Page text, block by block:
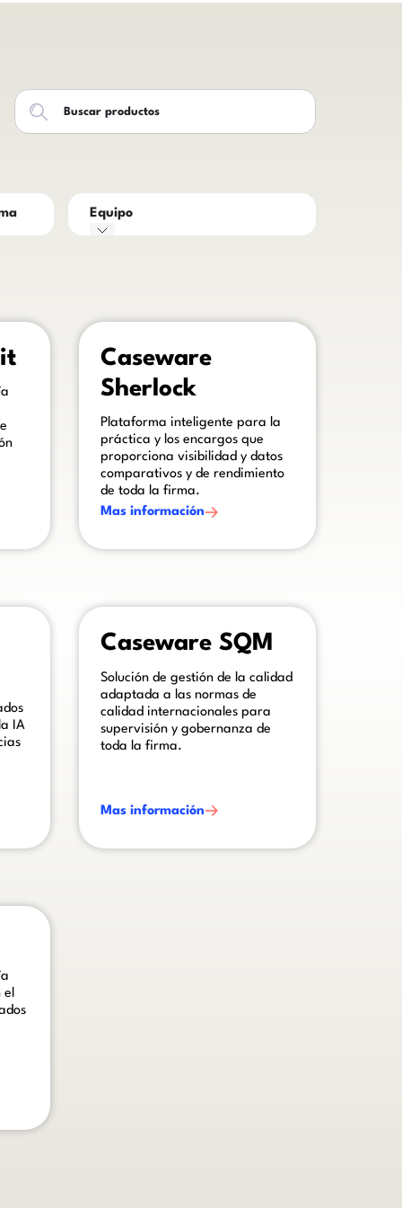
Equipo
Caseware
Sherlock
Plataforma inteligente para la
práctica y los encargos que
proporciona visibilidad y datos
comparativos y de rendimiento
de toda la firma.
Mas información
This is some text inside of a div block.
IA
Caseware SQM
Solución de gestión de la calidad
adaptada a las normas de
calidad internacionales para
supervisión y gobernanza de
toda la firma.
Mas información
This is some text inside of a div block.
el